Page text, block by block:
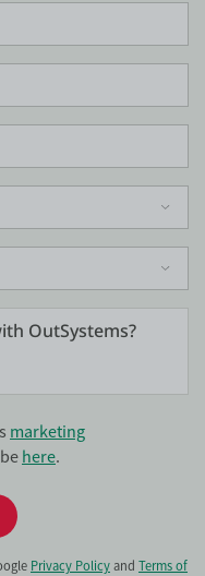
marketing
here.
Privacy Policyand Terms of